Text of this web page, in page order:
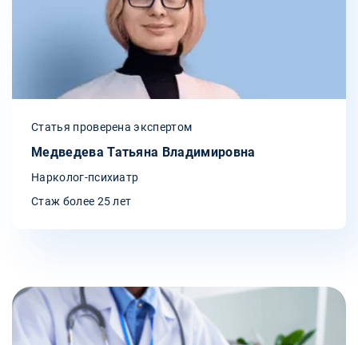
Статья проверена экспертом
Медведева Татьяна Владимировна
Нарколог-психиатр
Стаж более 25 лет